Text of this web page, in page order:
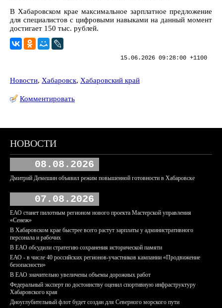
В Хабаровском крае максимальное зарплатное предложение
для специалистов с цифровыми навыками на данный момент
достигает 150 тыс. рублей.
15.06.2026 09:28:00 +1100
Новости, Хабаровск, Хабаровский край
Комментировать
НОВОСТИ
08.08.2026
Дмитрий Демешин объявил режим повышенной готовности в Хабаровске
07.08.2026
ЕАО станет пилотным регионом нового проекта Мастерской управления
«Сенеж»
В Хабаровском крае быстрее всего растут зарплаты у административного
персонала и рабочих
В ЕАО обсудили стратегию сохранения исторической памяти
ЕАО - в числе 40 российских регионов-участников кампании «Продвижение
безопасности»
В ЕАО значительно увеличены объемы дорожных работ
Федеральный эксперт по достоинству оценил спортивную инфраструктуру
Хабаровского края
Дноуглубительный флот будет создан для Северного морского пути